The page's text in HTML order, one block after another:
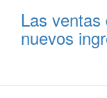
Las
nuevos